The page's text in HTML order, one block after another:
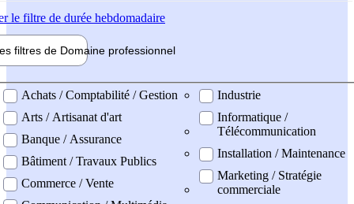
le filtre de durée hebdomadaire
filtres de Domaine professionnel
professionel
Achats / Comptabilité / Gestion
Arts / Artisanat d'art
Banque / Assurance
Bâtiment / Travaux Publics
Commerce / Vente
Industrie
Informatique /
Télécommunication
Installation / Maintenance
Marketing / Stratégie
commerciale